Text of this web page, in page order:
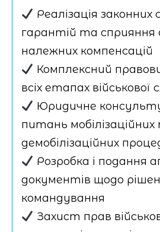
Реалізація законних
гарантій та
належних компенсацій
Комплексний
всіх етапах військової
Юридичне
питань
демобілізаційних
Розробка і подання
документів щодо
командування
Захист прав